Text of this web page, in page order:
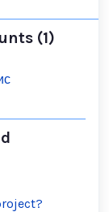
(1)